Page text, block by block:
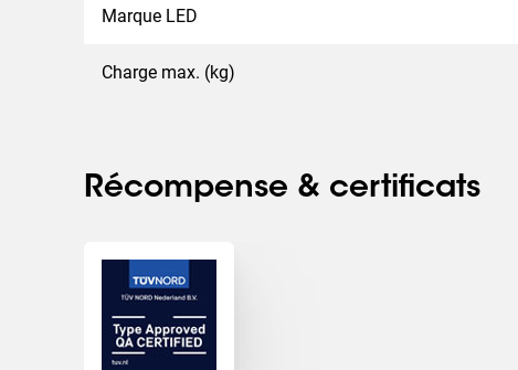
Marque LED
Charge max. (kg)
Récompense & certificats